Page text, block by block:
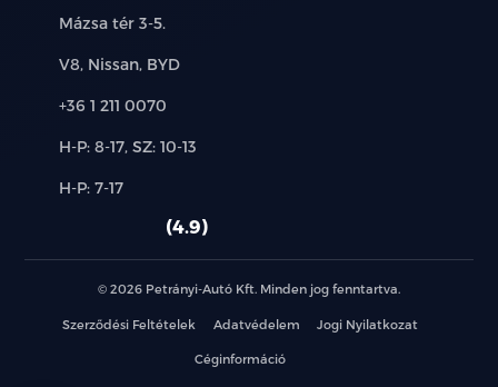
Cím:
Mázsa tér 3-5.
Márkák:
V8, Nissan, BYD
Telefon:
+36 1 211 0070
Új-
használt
H-P: 8-17, SZ: 10-13
Alkatrész,
H-P: 7-17
4.9
© 2026 Petrányi-Autó Kft. Minden jog fenntartva.
Szerződési Feltételek Adatvédelem Jogi Nyilatkozat
Céginformáció